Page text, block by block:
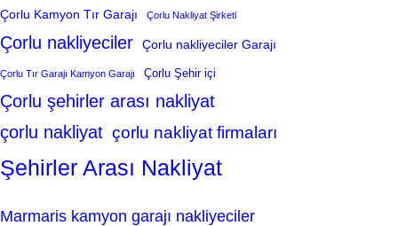
Çorlu Kamyon Tır Garajı Çorlu Nakliyat Şirketi
Çorlu nakliyeciler Çorlu nakliyeciler Garajı
Çorlu Tır Garajı Kamyon Garajı Çorlu Şehir içi
Çorlu şehirler arası nakliyat
çorlu nakliyat çorlu nakliyat firmaları
Şehirler Arası Nakliyat
Marmaris kamyon garajı nakliyeciler